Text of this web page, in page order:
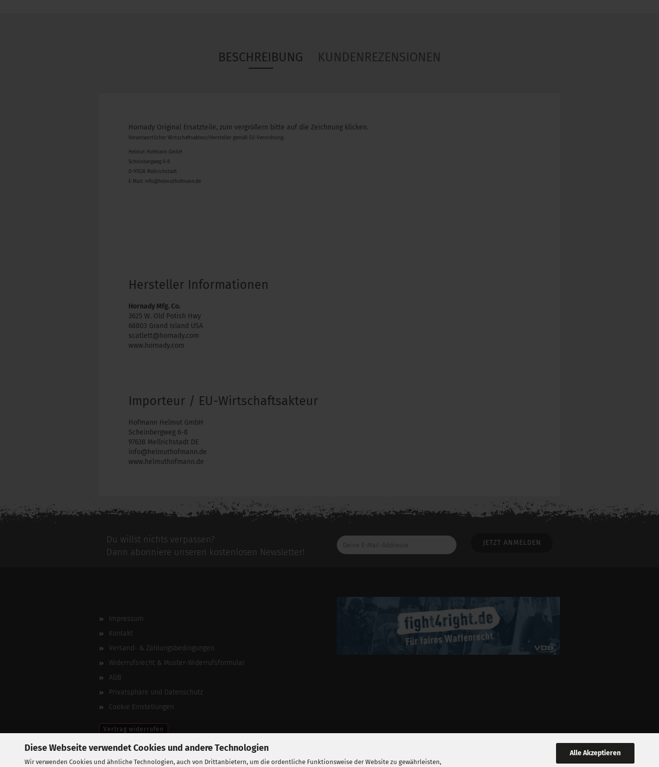
Diese Webseite verwendet Cookies und andere Technologien
Wir verwenden Cookies und ähnliche Technologien, auch von Drittanbietern, um die ordentliche Funktionsweise der Website zu gewährleisten,
Alle Akzeptieren
BESCHREIBUNG KUNDENREZENSIONEN
Hornady Original Ersatzteile, zum vergrößern bitte auf die Zeichnung klicken.
Verantwortlicher Wirtschaftsakteur/Hersteller gemäß EU-Verordnung
Helmut Hofmann GmbH
Scheinbergweg 6-8
D-97638 Mellrichstadt
E-Mail: info@helmuthofmann.de
Hersteller Informationen
Hornady Mfg. Co.
3625 W. Old Potish Hwy
68803 Grand Island USA
scatlett@hornady.com
www.hornady.com
Importeur / EU-Wirtschaftsakteur
Hofmann Helmut GmbH
Scheinbergweg 6-8
97638 Mellrichstadt DE
info@helmuthofmann.de
www.helmuthofmann.de
Du willst nichts verpassen?
Dann abonniere unseren kostenlosen Newsletter!
Deine
E-
Impressum
Kontakt
Versand- & Zahlungsbedingungen
Widerrufsrecht & Muster-Widerrufsformular
AGB
Privatsphäre und Datenschutz
Cookie Einstellungen
Vertrag widerrufen